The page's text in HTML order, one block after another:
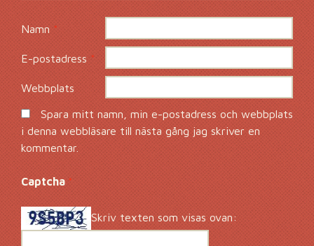
Namn*
E-postadress*
Webbplats
Spara mitt namn, min e-postadress och webbplats
i denna webbläsare till nästa gång jag skriver en
kommentar.
Captcha*
Skriv texten som visas ovan: